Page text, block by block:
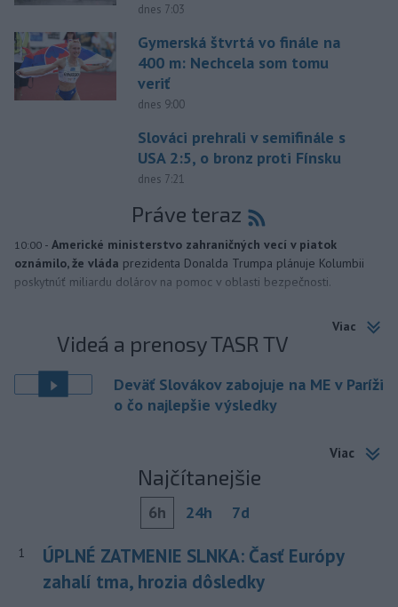
dnes 7:03
Gymerská štvrtá vo finále na
400 m: Nechcela som tomu
veriť
dnes 9:00
Slováci prehrali v semifinále s
USA 2:5, o bronz proti Fínsku
dnes 7:21
Práve teraz
10:00 - Americké ministerstvo zahraničných vecí v piatok
oznámilo, že vláda prezidenta Donalda Trumpa plánuje Kolumbii
poskytnúť miliardu dolárov na pomoc v oblasti bezpečnosti.
Viac
Videá a prenosy TASR TV
Deväť Slovákov zabojuje na ME v Paríži
o čo najlepšie výsledky
Viac
Najčítanejšie
6h 24h 7d
1
ÚPLNÉ ZATMENIE SLNKA: Časť Európy
zahalí tma, hrozia dôsledky